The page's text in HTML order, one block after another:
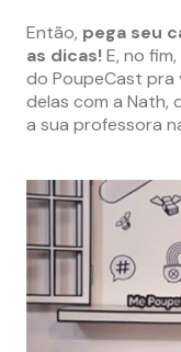
Então, pega seu
as dicas!E, no
do PoupeCast pra
delas com a Nath,
a sua professora